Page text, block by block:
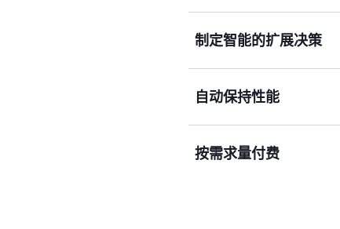
借助 AWS Auto Scaling
Amazon DynamoDB，
制定智能的扩展决策
借助 AWS Auto Scaling
标。AWS Auto Scaling
自动保持性能
使用 AWS Auto Scaling
按需求量付费